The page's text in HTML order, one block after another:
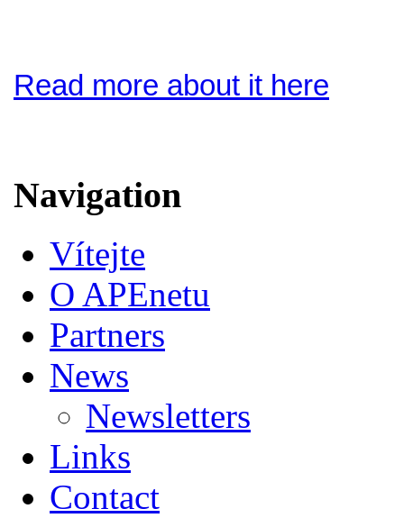
Read more about it here
Navigation
Vítejte
O APEnetu
Partners
News
Newsletters
Links
Contact